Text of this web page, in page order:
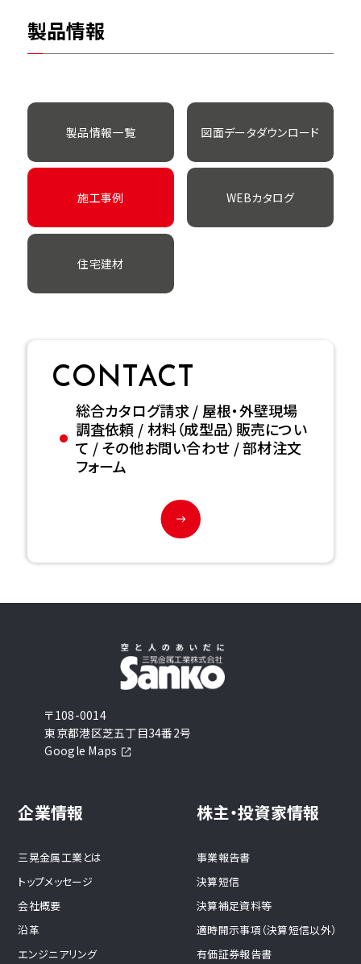
製品情報
製品情報一覧 図面データダウンロード
施工事例 WEBカタログ
住宅建材
CONTACT
総合カタログ請求 / 屋根・外壁現場
調査依頼 / 材料（成型品）販売につい
て / その他お問い合わせ / 部材注文
フォーム
〒108-0014
東京都港区芝五丁目34番2号
Google Maps
企業情報
三晃金属工業とは
トップメッセージ
会社概要
沿革
エンジニアリング
株主・投資家情報
事業報告書
決算短信
決算補足資料等
適時開示事項（決算短信以外）
有価証券報告書